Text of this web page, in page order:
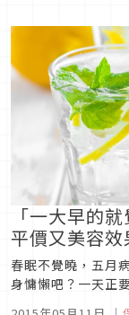
「一大早的
平價又美容效
春眠不覺曉，五月
身慵懶吧？一天正